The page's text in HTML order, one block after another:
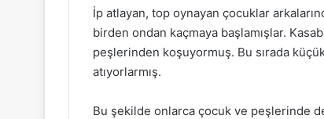
İp atlayan, top oynayan çocuklar
birden ondan kaçmaya başlamışlar.
peşlerinden koşuyormuş. Bu sırada
atıyorlarmış.
Bu şekilde onlarca çocuk ve peşlerinde